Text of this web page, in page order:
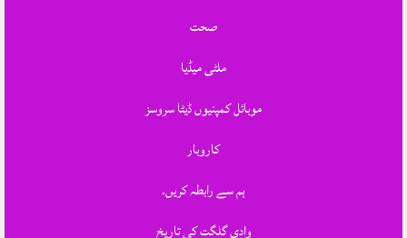
صحت
ملٹی میڈیا
موبائل کمپنیوں ڈیٹا سروسز
کاروبار
ہم سے رابطہ کریں.
وادی گلگت کی تاریخ